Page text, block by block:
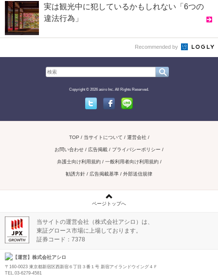
実は観光中に犯しているかもしれない「6つの
違法行為」
Recommended by
Copyright © 2026 asiro Inc. All Rights Reserved.
TOP 当サイトについて 運営会社
お問い合わせ / 広告掲載 プライバシーポリシー
弁護士向け利用規約 一般利用者向け利用規約
勧誘方針 広告掲載基準 外部送信規律
ページトップへ
当サイトの運営会社（株式会社アシロ）は、
東証グロース市場に上場しております。
証券コード：7378
【運営】株式会社アシロ
〒160-0023 東京都新宿区西新宿６丁目３番１号 新宿アイランドウイング４Ｆ
TEL.03-6279-4581